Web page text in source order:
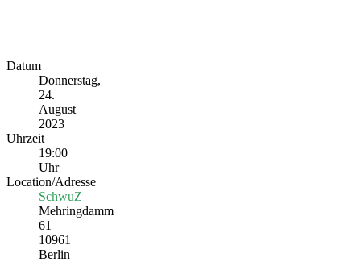
Datum
Donnerstag,
24.
August
2023
Uhrzeit
19:00
Uhr
Location/Adresse
SchwuZ
Mehringdamm
61
10961
Berlin